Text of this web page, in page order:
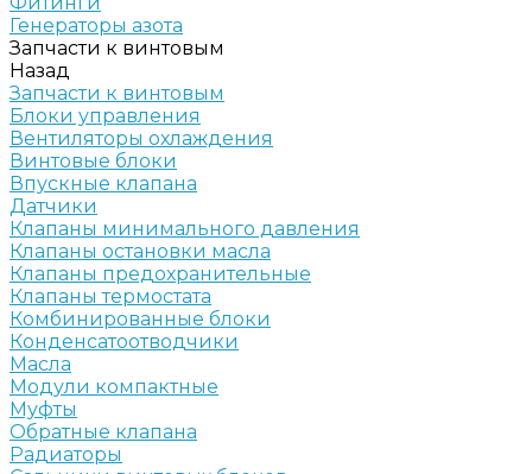
Генераторы азота
Запчасти к винтовым
Назад
Запчасти к винтовым
Блоки управления
Вентиляторы охлаждения
Винтовые блоки
Впускные клапана
Датчики
Клапаны минимального давления
Клапаны остановки масла
Клапаны предохранительные
Клапаны термостата
Комбинированные блоки
Конденсатоотводчики
Масла
Модули компактные
Муфты
Обратные клапана
Радиаторы